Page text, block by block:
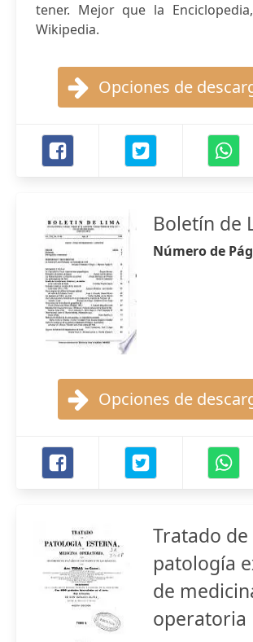
tener. Mejor que la
Wikipedia.
Opciones de
Boletín de
Número de
Opciones de
Tratado de
patología
de
operatoria